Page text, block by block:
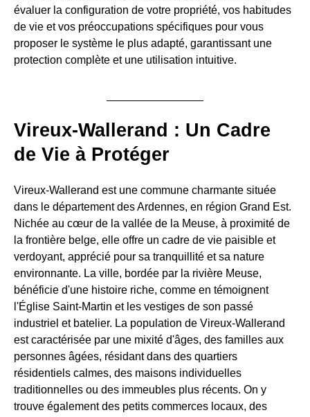
évaluer la configuration de votre propriété, vos habitudes
de vie et vos préoccupations spécifiques pour vous
proposer le système le plus adapté, garantissant une
protection complète et une utilisation intuitive.
Vireux-Wallerand : Un Cadre
de Vie à Protéger
Vireux-Wallerand est une commune charmante située
dans le département des Ardennes, en région Grand Est.
Nichée au cœur de la vallée de la Meuse, à proximité de
la frontière belge, elle offre un cadre de vie paisible et
verdoyant, apprécié pour sa tranquillité et sa nature
environnante. La ville, bordée par la rivière Meuse,
bénéficie d'une histoire riche, comme en témoignent
l'Église Saint-Martin et les vestiges de son passé
industriel et batelier. La population de Vireux-Wallerand
est caractérisée par une mixité d'âges, des familles aux
personnes âgées, résidant dans des quartiers
résidentiels calmes, des maisons individuelles
traditionnelles ou des immeubles plus récents. On y
trouve également des petits commerces locaux, des